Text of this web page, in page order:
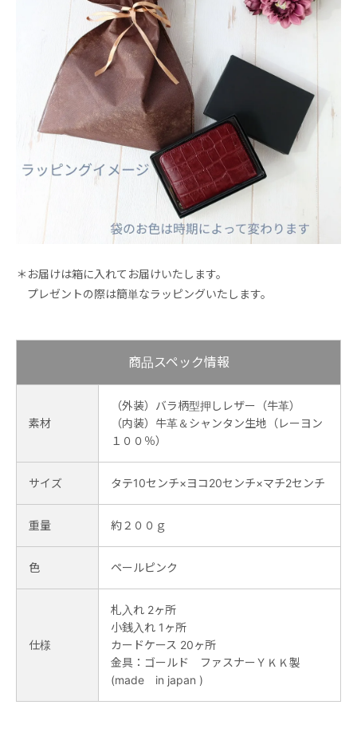
＊お届けは箱に入れてお届けいたします。
プレゼントの際は簡単なラッピングいたします。
商品スペック情報
素材
（外装）バラ柄型押しレザー（牛革）
（内装）牛革＆シャンタン生地（レーヨン
１００％）
サイズ タテ10センチ×ヨコ20センチ×マチ2センチ
重量 約２００ｇ
色 ペールピンク
仕様
札入れ 2ヶ所
小銭入れ 1ヶ所
カードケース 20ヶ所
金具：ゴールド ファスナーＹＫＫ製
(made in japan )